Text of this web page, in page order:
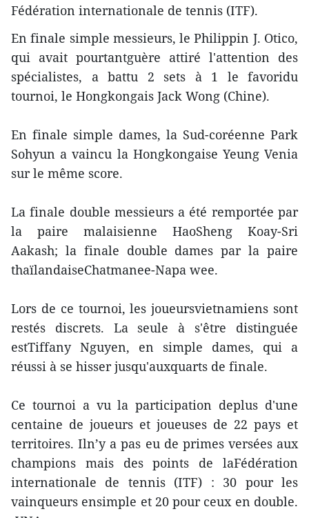
Fédération internationale de tennis (ITF).
En finale simple messieurs, le Philippin J. Otico,
qui avait pourtantguère attiré l'attention des
spécialistes, a battu 2 sets à 1 le favoridu
tournoi, le Hongkongais Jack Wong (Chine).
En finale simple dames, la Sud-coréenne Park
Sohyun a vaincu la Hongkongaise Yeung Venia
sur le même score.
La finale double messieurs a été remportée par
la paire malaisienne HaoSheng Koay-Sri
Aakash; la finale double dames par la paire
thaïlandaiseChatmanee-Napa wee.
Lors de ce tournoi, les joueursvietnamiens sont
restés discrets. La seule à s'être distinguée
estTiffany Nguyen, en simple dames, qui a
réussi à se hisser jusqu'auxquarts de finale.
Ce tournoi a vu la participation deplus d'une
centaine de joueurs et joueuses de 22 pays et
territoires. Iln’y a pas eu de primes versées aux
champions mais des points de laFédération
internationale de tennis (ITF) : 30 pour les
vainqueurs ensimple et 20 pour ceux en double.